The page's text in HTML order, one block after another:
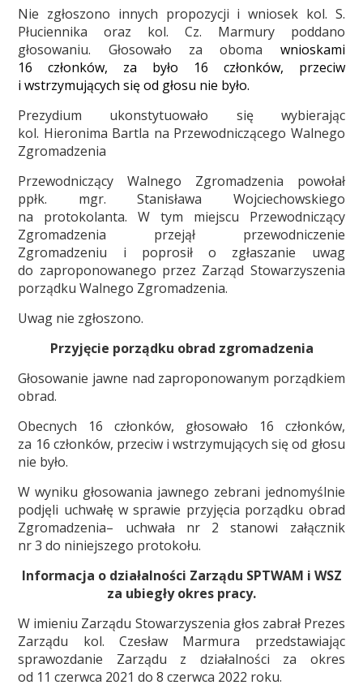
Nie zgłoszono innych propozycji i wniosek kol. S.
Płuciennika oraz kol. Cz. Marmury poddano
głosowaniu. Głosowało za oboma wnioskami
16 członków, za było 16 członków, przeciw
i wstrzymujących się od głosu nie było.
Prezydium ukonstytuowało się wybierając
kol. Hieronima Bartla na Przewodniczącego Walnego
Zgromadzenia
Przewodniczący Walnego Zgromadzenia powołał
ppłk. mgr. Stanisława Wojciechowskiego
na protokolanta. W tym miejscu Przewodniczący
Zgromadzenia przejął przewodniczenie
Zgromadzeniu i poprosił o zgłaszanie uwag
do zaproponowanego przez Zarząd Stowarzyszenia
porządku Walnego Zgromadzenia.
Uwag nie zgłoszono.
Przyjęcie porządku obrad zgromadzenia
Głosowanie jawne nad zaproponowanym porządkiem
obrad.
Obecnych 16 członków, głosowało 16 członków,
za 16 członków, przeciw i wstrzymujących się od głosu
nie było.
W wyniku głosowania jawnego zebrani jednomyślnie
podjęli uchwałę w sprawie przyjęcia porządku obrad
Zgromadzenia– uchwała nr 2 stanowi załącznik
nr 3 do niniejszego protokołu.
Informacja o działalności Zarządu SPTWAM i WSZ
za ubiegły okres pracy.
W imieniu Zarządu Stowarzyszenia głos zabrał Prezes
Zarządu kol. Czesław Marmura przedstawiając
sprawozdanie Zarządu z działalności za okres
od 11 czerwca 2021 do 8 czerwca 2022 roku.